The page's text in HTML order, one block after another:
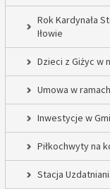
Rok Kardynała
Iłowie
Dzieci z Giżyc w
Umowa w
Inwestycje w
Piłkochwyty na
Stacja